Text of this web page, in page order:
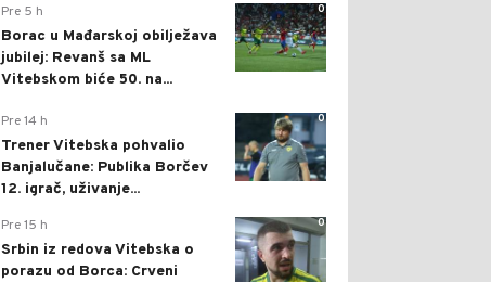
0
Pre 5 h
Borac u Mađarskoj obilježava
jubilej: Revanš sa ML
Vitebskom biće 50. na...
0
Pre 14 h
Trener Vitebska pohvalio
Banjalučane: Publika Borčev
12. igrač, uživanje...
0
Pre 15 h
Srbin iz redova Vitebska o
porazu od Borca: Crveni